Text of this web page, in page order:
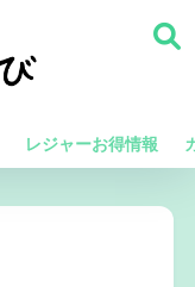
レジャーお得情報